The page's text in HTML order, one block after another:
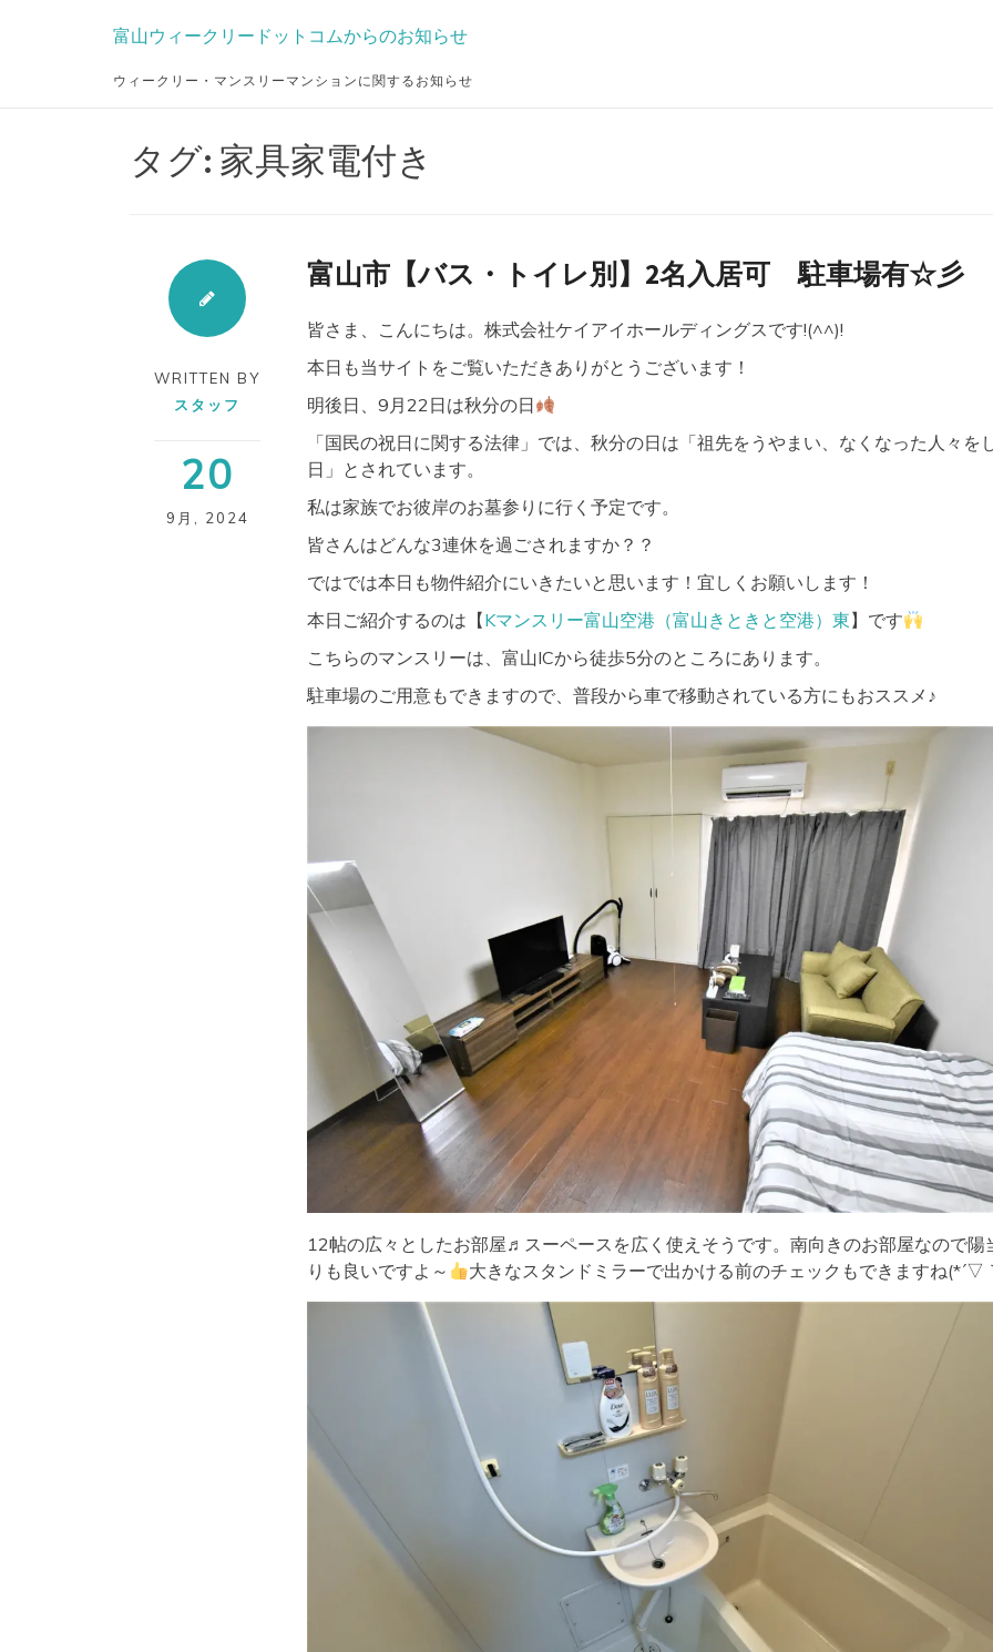
富山ウィークリードットコムからのお知らせ
ウィークリー・マンスリーマンションに関するお知らせ
タグ: 家具家電付き
WRITTEN BY
スタッフ
20
9月 , 2024
富山市【バス・トイレ別】2名入居可 駐車場有☆彡
皆さま、こんにちは。株式会社ケイアイホールディングスです!(^^)!
本日も当サイトをご覧いただきありがとうございます！
明後日、9月22日は秋分の日
「国民の祝日に関する法律」では、秋分の日は「祖先をうやまい、なくなった人々を
日」とされています。
私は家族でお彼岸のお墓参りに行く予定です。
皆さんはどんな3連休を過ごされますか？？
ではでは本日も物件紹介にいきたいと思います！宜しくお願いします！
本日ご紹介するのは【Kマンスリー富山空港（富山きときと空港）東】です
こちらのマンスリーは、富山ICから徒歩5分のところにあります。
駐車場のご用意もできますので、普段から車で移動されている方にもおススメ♪
12帖の広々としたお部屋♬スーペースを広く使えそうです。南向きのお部屋なので陽
りも良いですよ～
大きなスタンドミラーで出かける前のチェックもできますね(*´▽